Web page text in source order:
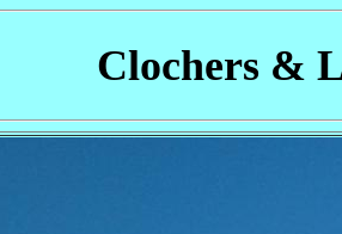
Clochers &